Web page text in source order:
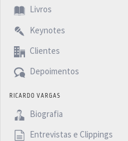
Livros
Keynotes
Clientes
Depoimentos
RICARDO VARGAS
Biografia
Entrevistas e Clippings